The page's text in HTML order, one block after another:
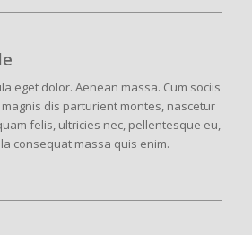
eget dolor. Aenean massa. Cum sociis
dis parturient montes, nascetur
felis, ultricies nec, pellentesque eu,
consequat massa quis enim.